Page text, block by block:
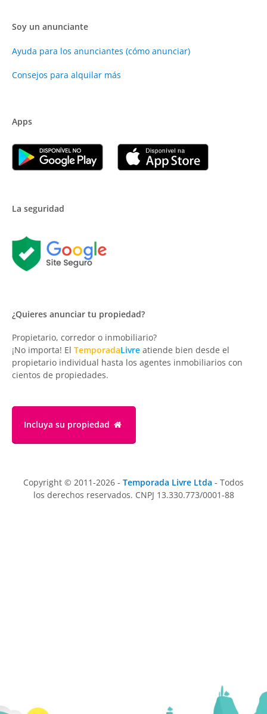
Soy un anunciante
Ayuda para los anunciantes (cómo anunciar)
Consejos para alquilar más
Apps
La seguridad
¿Quieres anunciar tu propiedad?
Propietario, corredor o inmobiliario?
¡No importa! El TemporadaLivre atiende bien desde el
propietario individual hasta los agentes inmobiliarios con
cientos de propiedades.
Incluya su propiedad
Copyright © 2011-2026 - Temporada Livre Ltda - Todos
los derechos reservados. CNPJ 13.330.773/0001-88